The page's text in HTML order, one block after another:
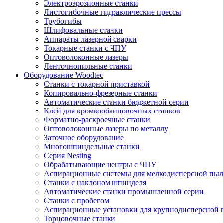
Электроэрозионные станки
Листогибочные гидравлические прессы
Трубогибы
Шлифовальные станки
Аппараты лазерной сварки
Токарные станки с ЧПУ
Оптоволоконные лазеры
Ленточнопильные станки
Оборудование Woodtec
Станки с токарной приставкой
Копировально-фрезерные станки
Автоматические станки бюджетной серии
Клей для кромкооблицовочных станков
Форматно-раскроечные станки
Оптоволоконные лазеры по металлу
Заточное оборудование
Многошпиндельные станки
Серия Nesting
Обрабатывающие центры с ЧПУ
Аспирационные системы для мелкодисперсной
Станки с наклоном шпинделя
Автоматические станки промышленной серии
Станки с пробегом
Аспирационные установки для крупнодисперсной
Торцовочные станки